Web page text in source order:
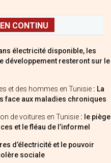
EN CONTINU
électricité disponible, les
développement resteront sur le
et des hommes en Tunisie : La
face aux maladies chroniques
de voitures en Tunisie : le piège
et le fléau de l’informel
d’électricité et le pouvoir
sociale